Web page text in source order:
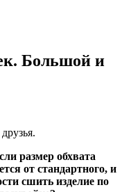
Большой и
размер обхвата
от стандартного, и
сшить изделие по